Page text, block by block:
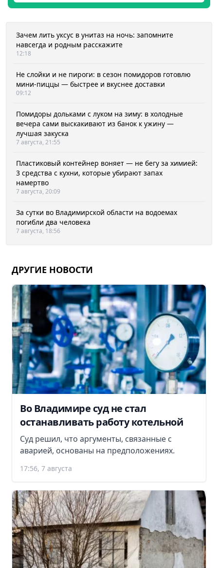
Зачем лить уксус в унитаз на ночь: запомните
навсегда и родным расскажите
12:18
Не слойки и не пироги: в сезон помидоров готовлю
мини-пиццы — быстрее и вкуснее доставки
09:12
Помидоры дольками с луком на зиму: в холодные
вечера сами выскакивают из банок к ужину —
лучшая закуска
7 августа, 21:55
Пластиковый контейнер воняет — не бегу за химией:
3 средства с кухни, которые убирают запах
намертво
7 августа, 20:09
За сутки во Владимирской области на водоемах
погибли два человека
7 августа, 18:56
ДРУГИЕ НОВОСТИ
Во Владимире суд не стал
останавливать работу котельной
Суд решил, что аргументы, связанные с
аварией, основаны на предположениях.
17:56, 7 августа